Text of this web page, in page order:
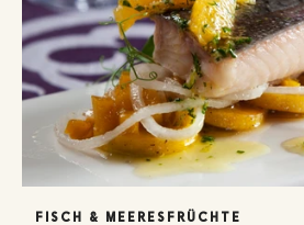
FISCH & MEERESFRÜCHTE